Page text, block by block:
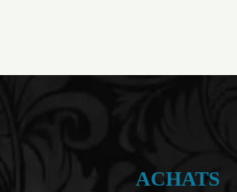
ACHATS